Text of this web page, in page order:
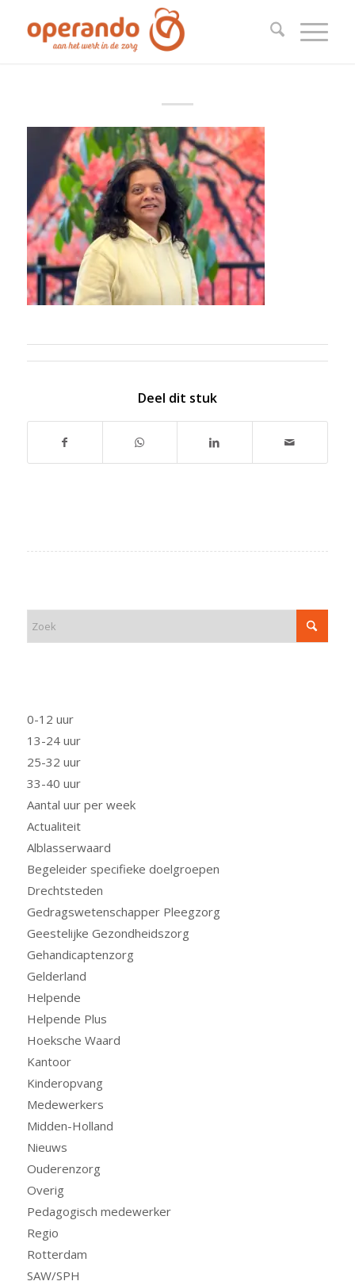
Deel dit stuk
0-12 uur
13-24 uur
25-32 uur
33-40 uur
Aantal uur per week
Actualiteit
Alblasserwaard
Begeleider specifieke doelgroepen
Drechtsteden
Gedragswetenschapper Pleegzorg
Geestelijke Gezondheidszorg
Gehandicaptenzorg
Gelderland
Helpende
Helpende Plus
Hoeksche Waard
Kantoor
Kinderopvang
Medewerkers
Midden-Holland
Nieuws
Ouderenzorg
Overig
Pedagogisch medewerker
Regio
Rotterdam
SAW/SPH